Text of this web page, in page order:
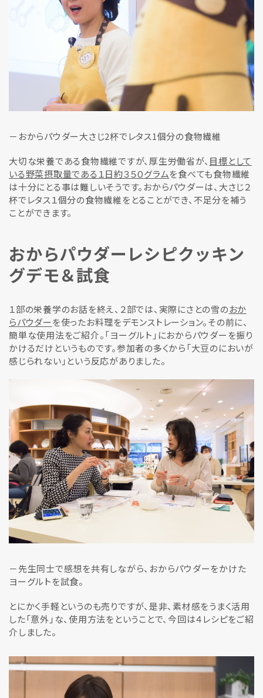
－おからパウダー大さじ2杯でレタス1個分の食物繊維
大切な栄養である食物繊維ですが、厚生労働省が、 目標として
いる野菜摂取量である１日約３５０グラムを食べても食物繊維
は十分にとる事は難しいそうです。おからパウダーは、大さじ２
杯でレタス１個分の食物繊維をとることができ、不足分を補う
ことができます。
おからパウダーレシピクッキン
グデモ＆試食
１部の栄養学のお話を終え、２部では、実際にさとの雪のおか
らパウダーを使ったお料理をデモンストレーション。その前に、
簡単な使用法をご紹介。「ヨーグルト」におからパウダーを振り
かけるだけというものです。参加者の多くから「大豆のにおいが
感じられない」という反応がありました。
－先生同士で感想を共有しながら、おからパウダーをかけた
ヨーグルトを試食。
とにかく手軽というのも売りですが、是非、素材感をうまく活用
した「意外」な、使用方法をということで、今回は４レシピをご紹
介しました。